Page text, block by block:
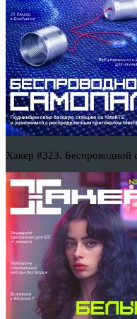
Хакер #323. Беспроводной